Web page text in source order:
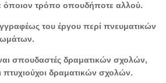
όποιον τρόπο οπουδήποτε αλλού.
του έργου περί πνευματικών
σπουδαστές δραματικών σχολών,
δραματικών σχολών.